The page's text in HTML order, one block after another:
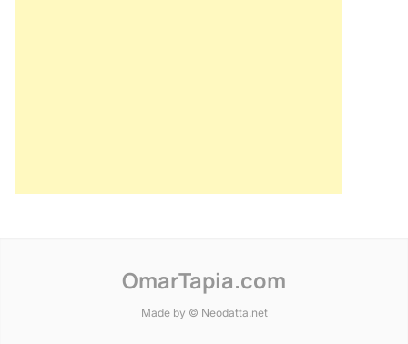
OmarTapia.com
Made by © Neodatta.net